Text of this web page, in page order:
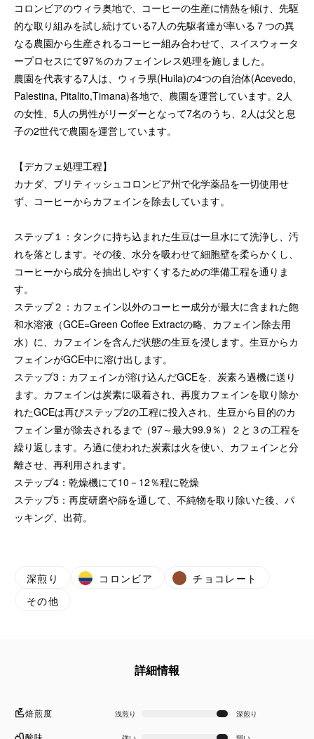
コロンビアのウィラ奥地で、コーヒーの生産に情熱を傾け、先駆
的な取り組みを試し続けている7人の先駆者達が率いる７つの異
なる農園から生産されるコーヒー組み合わせて、スイスウォータ
ープロセスにて97％のカフェインレス処理を施しました。
農園を代表する7人は、ウィラ県(Huila)の4つの自治体(Acevedo,
Palestina, Pitalito,Timana)各地で、農園を運営しています。2人
の女性、5人の男性がリーダーとなって7名のうち、2人は父と息
子の2世代で農園を運営しています。
【デカフェ処理工程】
カナダ、ブリティッシュコロンビア州で化学薬品を一切使用せ
ず、コーヒーからカフェインを除去しています。
ステップ１：タンクに持ち込まれた生豆は一旦水にて洗浄し、汚
れを落とします。その後、水分を吸わせて細胞壁を柔らかくし、
コーヒーから成分を抽出しやすくするための準備工程を通りま
す。
ステップ２：カフェイン以外のコーヒー成分が最大に含まれた飽
和水溶液（GCE=Green Coffee Extractの略、カフェイン除去用
水）に、カフェインを含んだ状態の生豆を浸します。生豆からカ
フェインがGCE中に溶け出します。
ステップ3：カフェインが溶け込んだGCEを、炭素ろ過機に送り
ます。カフェインは炭素に吸着され、再度カフェインを取り除か
れたGCEは再びステップ2の工程に投入され、生豆から目的のカ
フェイン量が除去されるまで（97～最大99.9％）２と３の工程を
繰り返します。ろ過に使われた炭素は火を使い、カフェインと分
離させ、再利用されます。
ステップ4：乾燥機にて10－12％程に乾燥
ステップ5：再度研磨や篩を通して、不純物を取り除いた後、パ
ッキング、出荷。
深煎り コロンビア
チョコレート
その他
詳細情報
焙煎度 浅煎り 深煎り
酸味